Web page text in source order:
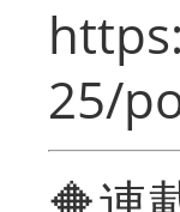
25/